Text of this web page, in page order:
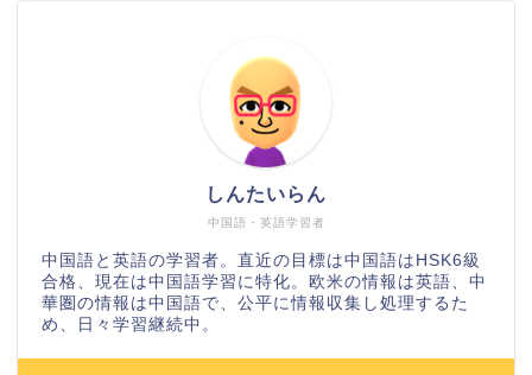
中国語・英語学習者
しんたいらん
中国語と英語の学習者。直近の目標は中国語はHSK6級
合格、現在は中国語学習に特化。欧米の情報は英語、中
華圏の情報は中国語で、公平に情報収集し処理するた
め、日々学習継続中。